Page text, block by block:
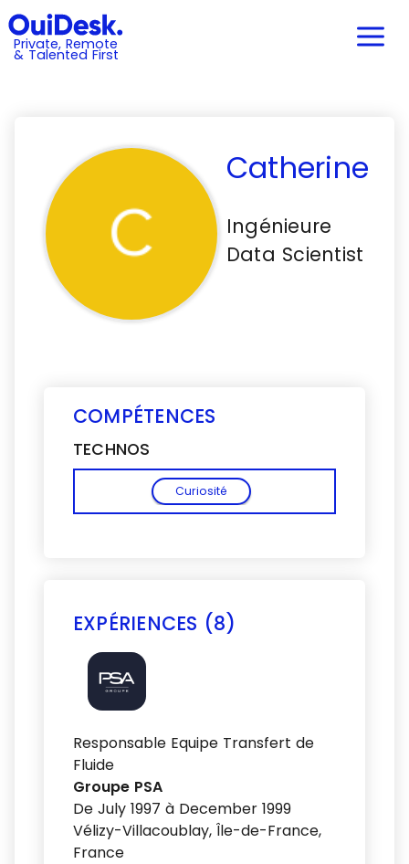
Private, Remote
& Talented First
Catherine
Ingénieure
Data Scientist
COMPÉTENCES
TECHNOS
Curiosité
EXPÉRIENCES (8)
Responsable Equipe Transfert de
Fluide
Groupe PSA
De July 1997 à December 1999
Vélizy-Villacoublay, Île-de-France,
France